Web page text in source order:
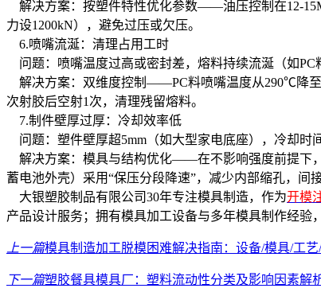
解决方案：按塑件特性优化参数——油压控制在12-
力设1200kN），避免过压或欠压。
6.喷嘴流涎：清理占用工时
问题：喷嘴温度过高或密封差，熔料持续流涎（如PC
解决方案：双维度控制——PC料喷嘴温度从290℃降至
次射胶后空射1次，清理残留熔料。
7.制件壁厚过厚：冷却效率低
问题：塑件壁厚超5mm（如大型家电底座），冷却时
解决方案：模具与结构优化——在不影响强度前提下，
蓄电池外壳）采用“保压分段降速”，减少内部缩孔，间
大银塑胶制品有限公司30年专注模具制造，作为开模
产品设计服务；拥有模具加工设备与多年模具制作经验
上一篇模具制造加工脱模困难解决指南：设备/模具/工
下一篇塑胶餐具模具厂：塑料流动性分类及影响因素解